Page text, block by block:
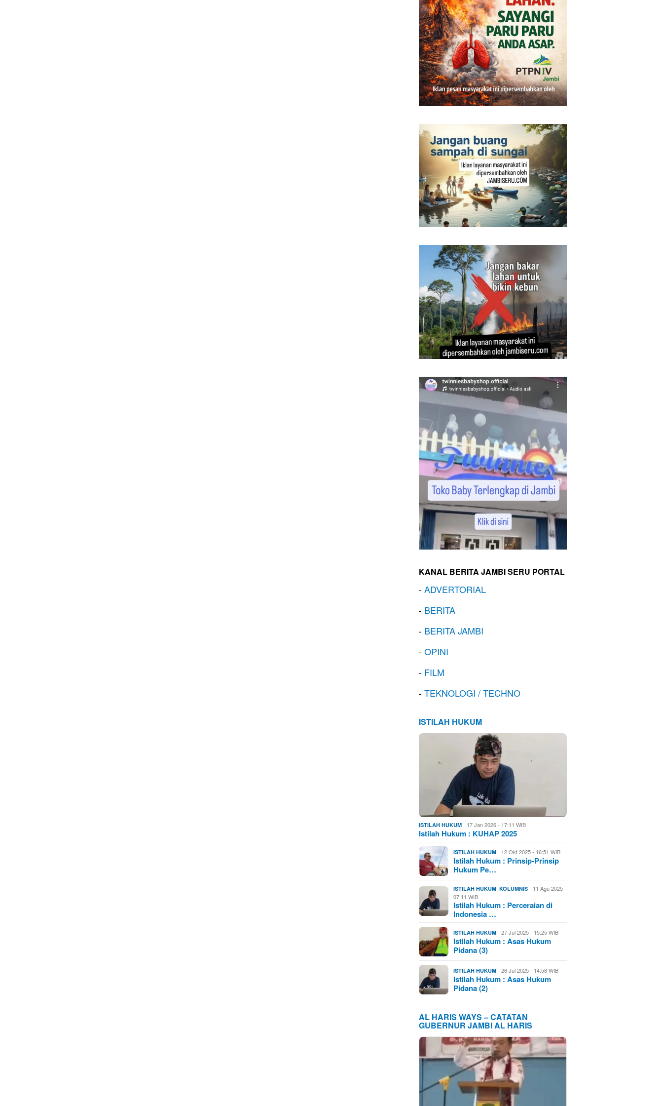
KANAL BERITA JAMBI SERU PORTAL
-ADVERTORIAL
- BERITA
- BERITA JAMBI
-OPINI
- FILM
-TEKNOLOGI / TECHNO
ISTILAH HUKUM
ISTILAH HUKUM 17 Jan 2026 - 17:11 WIB
Istilah Hukum : KUHAP 2025
ISTILAH HUKUM 12 Okt 2025 - 16:51 WIB
Istilah Hukum : Prinsip-Prinsip
Hukum Pe…
ISTILAH HUKUM ,KOLUMNIS
11 Agu 2025 -
07:11 WIB
Istilah Hukum : Perceraian di
Indonesia …
ISTILAH HUKUM 27 Jul 2025 - 15:25 WIB
Istilah Hukum : Asas Hukum
Pidana (3)
ISTILAH HUKUM 26 Jul 2025 - 14:58 WIB
Istilah Hukum : Asas Hukum
Pidana (2)
AL HARIS WAYS – CATATAN
GUBERNUR JAMBI AL HARIS